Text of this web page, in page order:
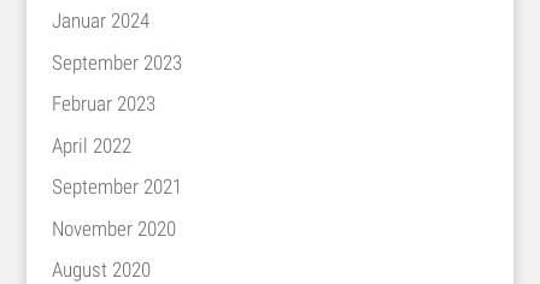
Januar 2024
September 2023
Februar 2023
April 2022
September 2021
November 2020
August 2020